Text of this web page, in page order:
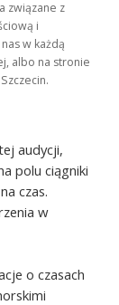
związane z
i
w każdą
albo na stronie
audycji,
polu ciągniki
czas.
w
o czasach